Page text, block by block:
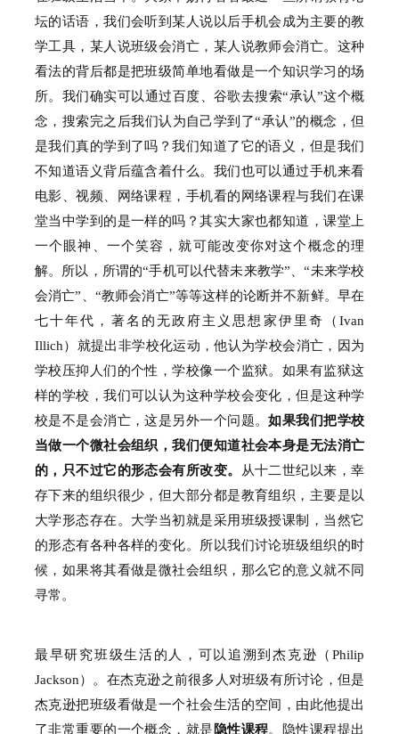
坛的话语，我们会听到某人说以后手机会成为主要的教
学工具，某人说班级会消亡，某人说教师会消亡。 这种
看法的背后都是把班级简单地看做是一个知识学习的场
所。 我们确实可以通过百度、谷歌去搜索“承认”这个概
念，搜索完之后我们认为自己学到了“承认”的概念，但
是我们真的学到了吗？我们知道了它的语义，但是我们
不知道语义背后蕴含着什么。 我们也可以通过手机来看
电影、视频、网络课程，手机看的网络课程与我们在课
堂当中学到的是一样的吗？其实大家也都知道，课堂上
一个眼神、一个笑容，就可能改变你对这个概念的理
解。
所以，所谓的“手机可以代替未来教学”、“未来学校
会消亡”、“教师会消亡”等等这样的论断并不新鲜。 早在
七十年代，著名的无政府主义思想家伊里奇（Ivan
Illich）就提出非学校化运动，他认为学校会消亡，因为
学校压抑人们的个性，学校像一个监狱。 如果有监狱这
样的学校，我们可以认为这种学校会变化，但是这种学
校是不是会消亡，这是另外一个问题。如果我们把学校
当做一个微社会组织，我们便知道社会本身是无法消亡
的，只不过它的形态会有所改变。
从十二世纪以来，幸
存下来的组织很少，但大部分都是教育组织，主要是以
大学形态存在。 大学当初就是采用班级授课制，当然它
的形态有各种各样的变化。
所以我们讨论班级组织的时
候，如果将其看做是微社会组织，那么它的意义就不同
寻常。
最早研究班级生活的人，可以追溯到杰克逊（Philip
Jackson）。 在杰克逊之前很多人对班级有所讨论，但是
杰克逊把班级看做是一个社会生活的空间，由此他提出
了非常重要的一个概念，就是 隐性课程。
隐性课程提出